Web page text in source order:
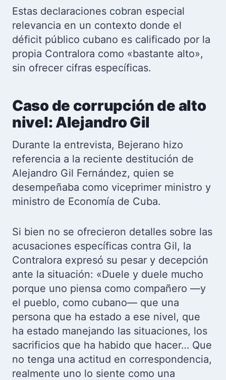
Estas declaraciones cobran especial
relevancia en un contexto donde el
déficit público cubano es calificado por la
propia Contralora como «bastante alto»,
sin ofrecer cifras específicas.
Caso de corrupción de alto
nivel: Alejandro Gil
Durante la entrevista, Bejerano hizo
referencia a la reciente destitución de
Alejandro Gil Fernández, quien se
desempeñaba como viceprimer ministro y
ministro de Economía de Cuba.
Si bien no se ofrecieron detalles sobre las
acusaciones específicas contra Gil, la
Contralora expresó su pesar y decepción
ante la situación: «Duele y duele mucho
porque uno piensa como compañero —y
el pueblo, como cubano— que una
persona que ha estado a ese nivel, que
ha estado manejando las situaciones, los
sacrificios que ha habido que hacer… Que
no tenga una actitud en correspondencia,
realmente uno lo siente como una